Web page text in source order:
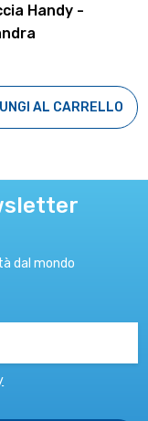
Handy -
AL CARRELLO
dal mondo